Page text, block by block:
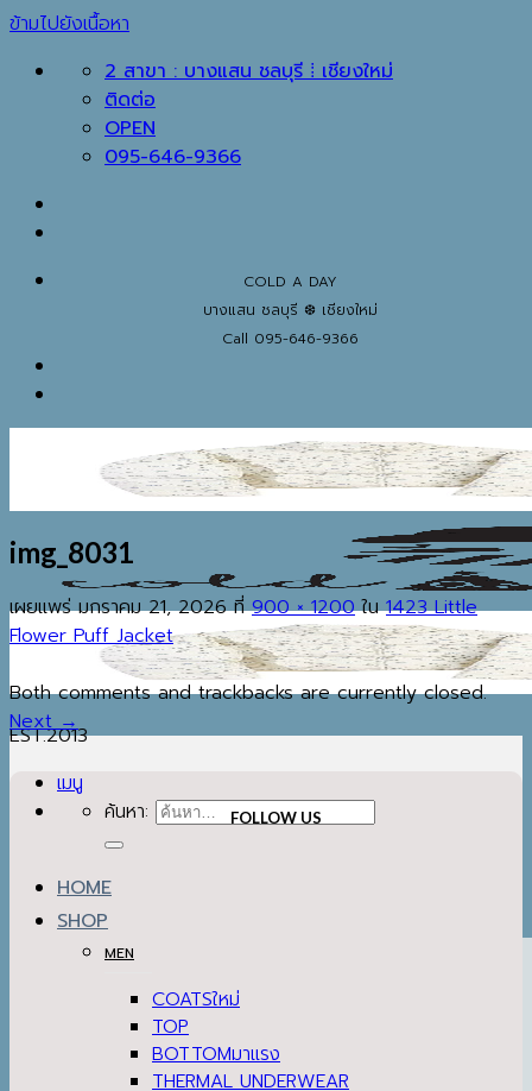
ข้ามไปยังเนื้อหา
2 สาขา : บางแสน ชลบุรี ⁞ เชียงใหม่
ติดต่อ
OPEN
095-646-9366
COLD A DAY
บางแสน ชลบุรี ❆ เชียงใหม่
Call 095-646-9366
EST.2013
เมนู
ค้นหา:
HOME
SHOP
MEN
COATS
TOP
BOTTOM
THERMAL UNDERWEAR
img_8031
เผยแพร่มกราคม 21, 2026ที่900 × 1200ใน1423 Little
Flower Puff Jacket
Both comments and trackbacks are currently closed.
Next→
FOLLOW US